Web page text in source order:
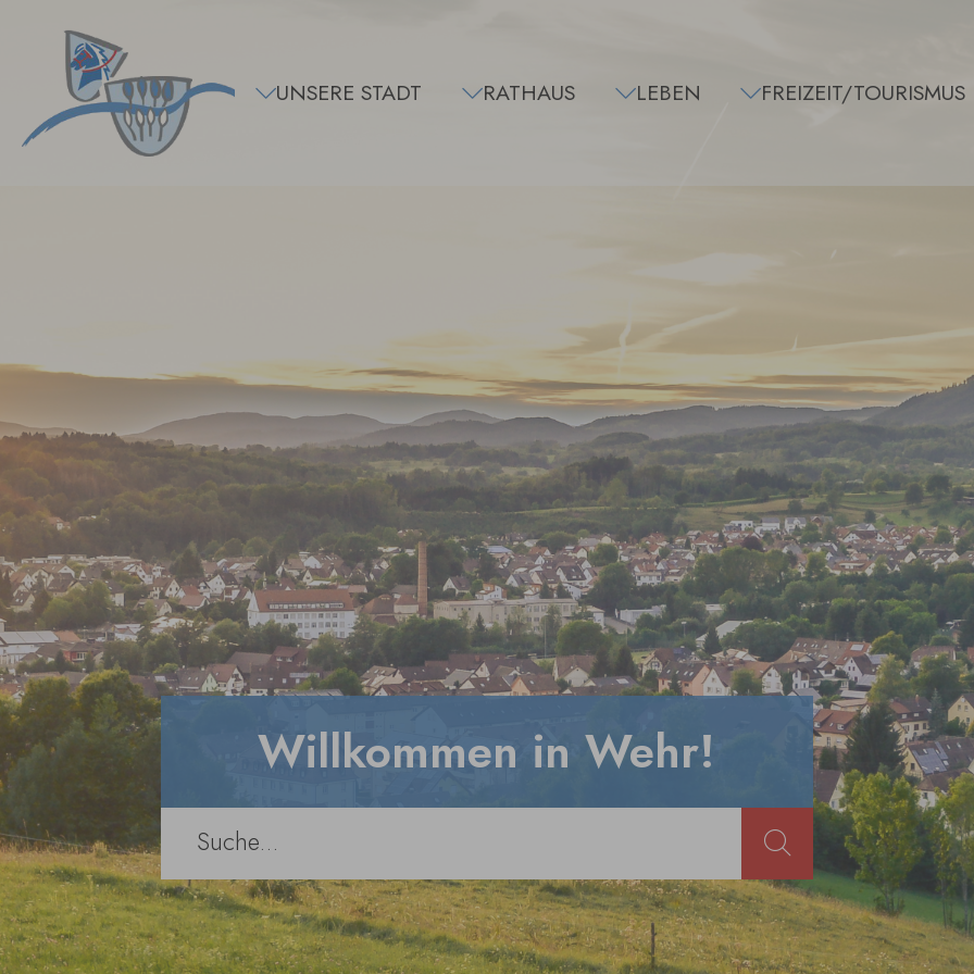
UNSERE STADT RATHAUS LEBEN FREIZEIT/TOURISMUS
Willkommen in Wehr!